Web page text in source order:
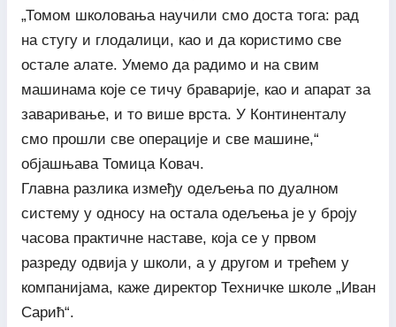
„Томом школовања научили смо доста тога: рад
на стугу и глодалици, као и да користимо све
остале алате. Умемо да радимо и на свим
машинама које се тичу браварије, као и апарат за
заваривање, и то више врста. У Континенталу
смо прошли све операције и све машине,“
објашњава Томица Ковач.
Главна разлика између одељења по дуалном
систему у односу на остала одељења је у броју
часова практичне наставе, која се у првом
разреду одвија у школи, а у другом и трећем у
компанијама, каже директор Техничке школе „Иван
Сарић“.